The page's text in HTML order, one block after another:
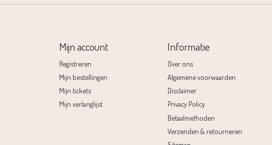
Mijn account
Registreren
Mijn bestellingen
Mijn tickets
Mijn verlanglijst
Informatie
Over ons
Algemene voorwaarden
Disclaimer
Privacy Policy
Betaalmethoden
Verzenden & retourneren